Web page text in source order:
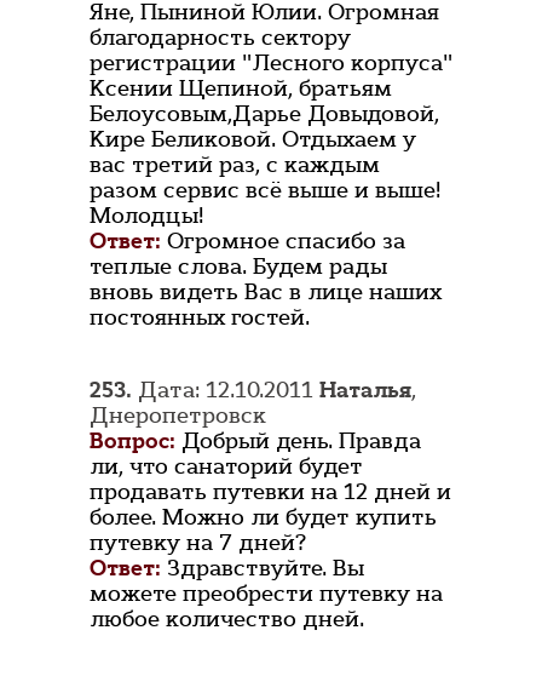
Яне, Пыниной Юлии. Огромная
благодарность сектору
регистрации "Лесного корпуса"
Ксении Щепиной, братьям
Белоусовым,Дарье Довыдовой,
Кире Беликовой. Отдыхаем у
вас третий раз, с каждым
разом сервис всё выше и выше!
Молодцы!
Ответ: Огромное спасибо за
теплые слова. Будем рады
вновь видеть Вас в лице наших
постоянных гостей.
253. Дата: 12.10.2011 Наталья,
Днеропетровск
Вопрос: Добрый день. Правда
ли, что санаторий будет
продавать путевки на 12 дней и
более. Можно ли будет купить
путевку на 7 дней?
Ответ: Здравствуйте. Вы
можете преобрести путевку на
любое количество дней.